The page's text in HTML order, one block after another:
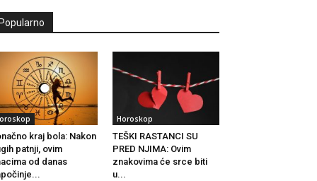
Popularno
kraj bola: Nakon
patnji, ovim
od danas
Horoskop
TEŠKI RASTANCI SU
PRED NJIMA: Ovim
znakovima će srce biti
u...